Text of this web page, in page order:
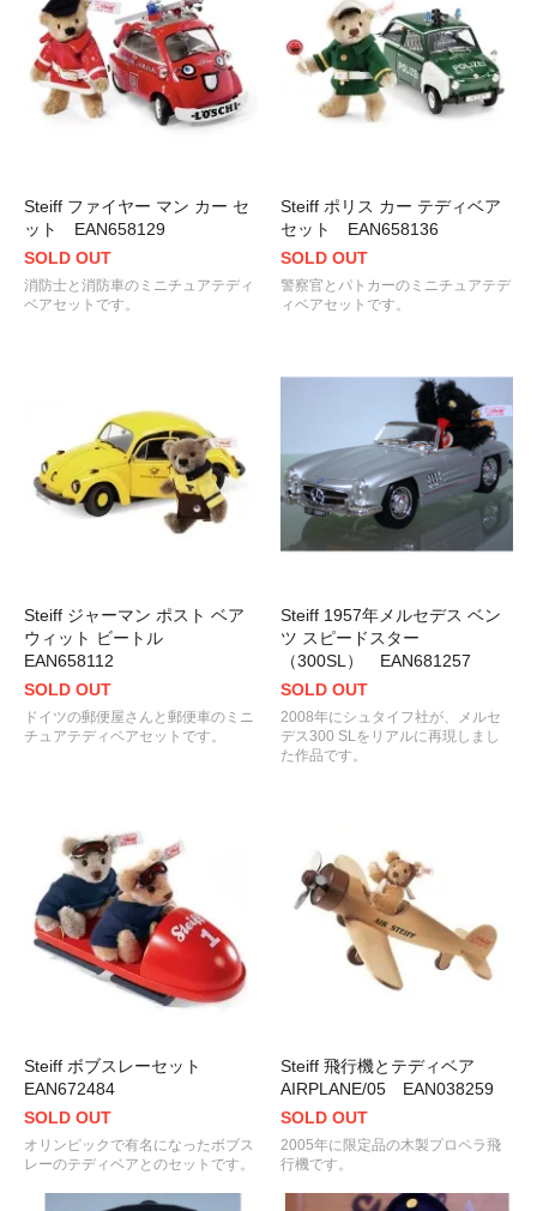
Steiff ファイヤー マン カー セ
ット EAN658129
SOLD OUT
消防士と消防車のミニチュアテディ
ベアセットです。
Steiff ポリス カー テディベア
セット EAN658136
SOLD OUT
警察官とパトカーのミニチュアテデ
ィベアセットです。
Steiff ジャーマン ポスト ベア
ウィット ビートル
EAN658112
SOLD OUT
ドイツの郵便屋さんと郵便車のミニ
チュアテディベアセットです。
Steiff 1957年メルセデス ベン
ツ スピードスター
（300SL） EAN681257
SOLD OUT
2008年にシュタイフ社が、メルセ
デス300 SLをリアルに再現しまし
た作品です。
Steiff ボブスレーセット
EAN672484
SOLD OUT
オリンピックで有名になったボブス
レーのテディベアとのセットです。
Steiff 飛行機とテディベア
AIRPLANE/05 EAN038259
SOLD OUT
2005年に限定品の木製プロペラ飛
行機です。